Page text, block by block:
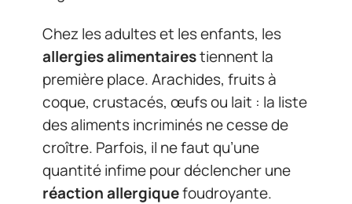
Chez les adultes et les enfants, les
allergies alimentairestiennent la
première place. Arachides, fruits à
coque, crustacés, œufs ou lait : la liste
des aliments incriminés ne cesse de
croître. Parfois, il ne faut qu’une
quantité infime pour déclencher une
réaction allergiquefoudroyante.